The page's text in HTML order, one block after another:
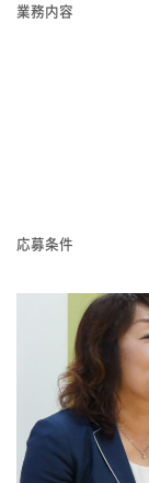
業務内容
応募条件